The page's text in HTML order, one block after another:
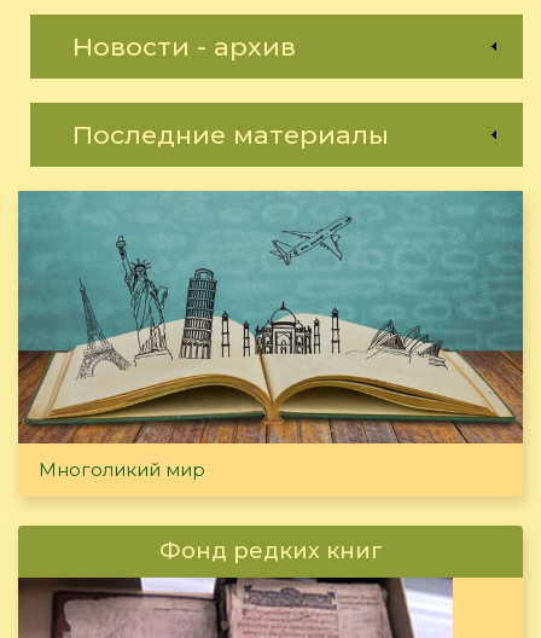
Новости - архив
Последние материалы
Многоликий мир
Фонд редких книг